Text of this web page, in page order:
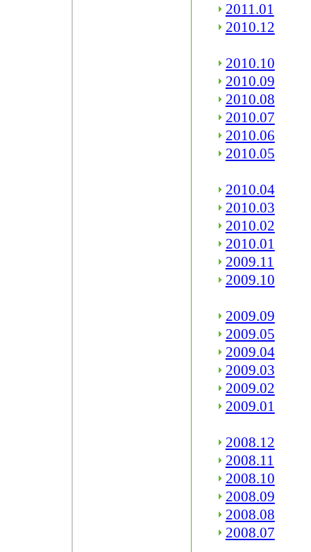
2011.01
2010.12
2010.10
2010.09
2010.08
2010.07
2010.06
2010.05
2010.04
2010.03
2010.02
2010.01
2009.11
2009.10
2009.09
2009.05
2009.04
2009.03
2009.02
2009.01
2008.12
2008.11
2008.10
2008.09
2008.08
2008.07